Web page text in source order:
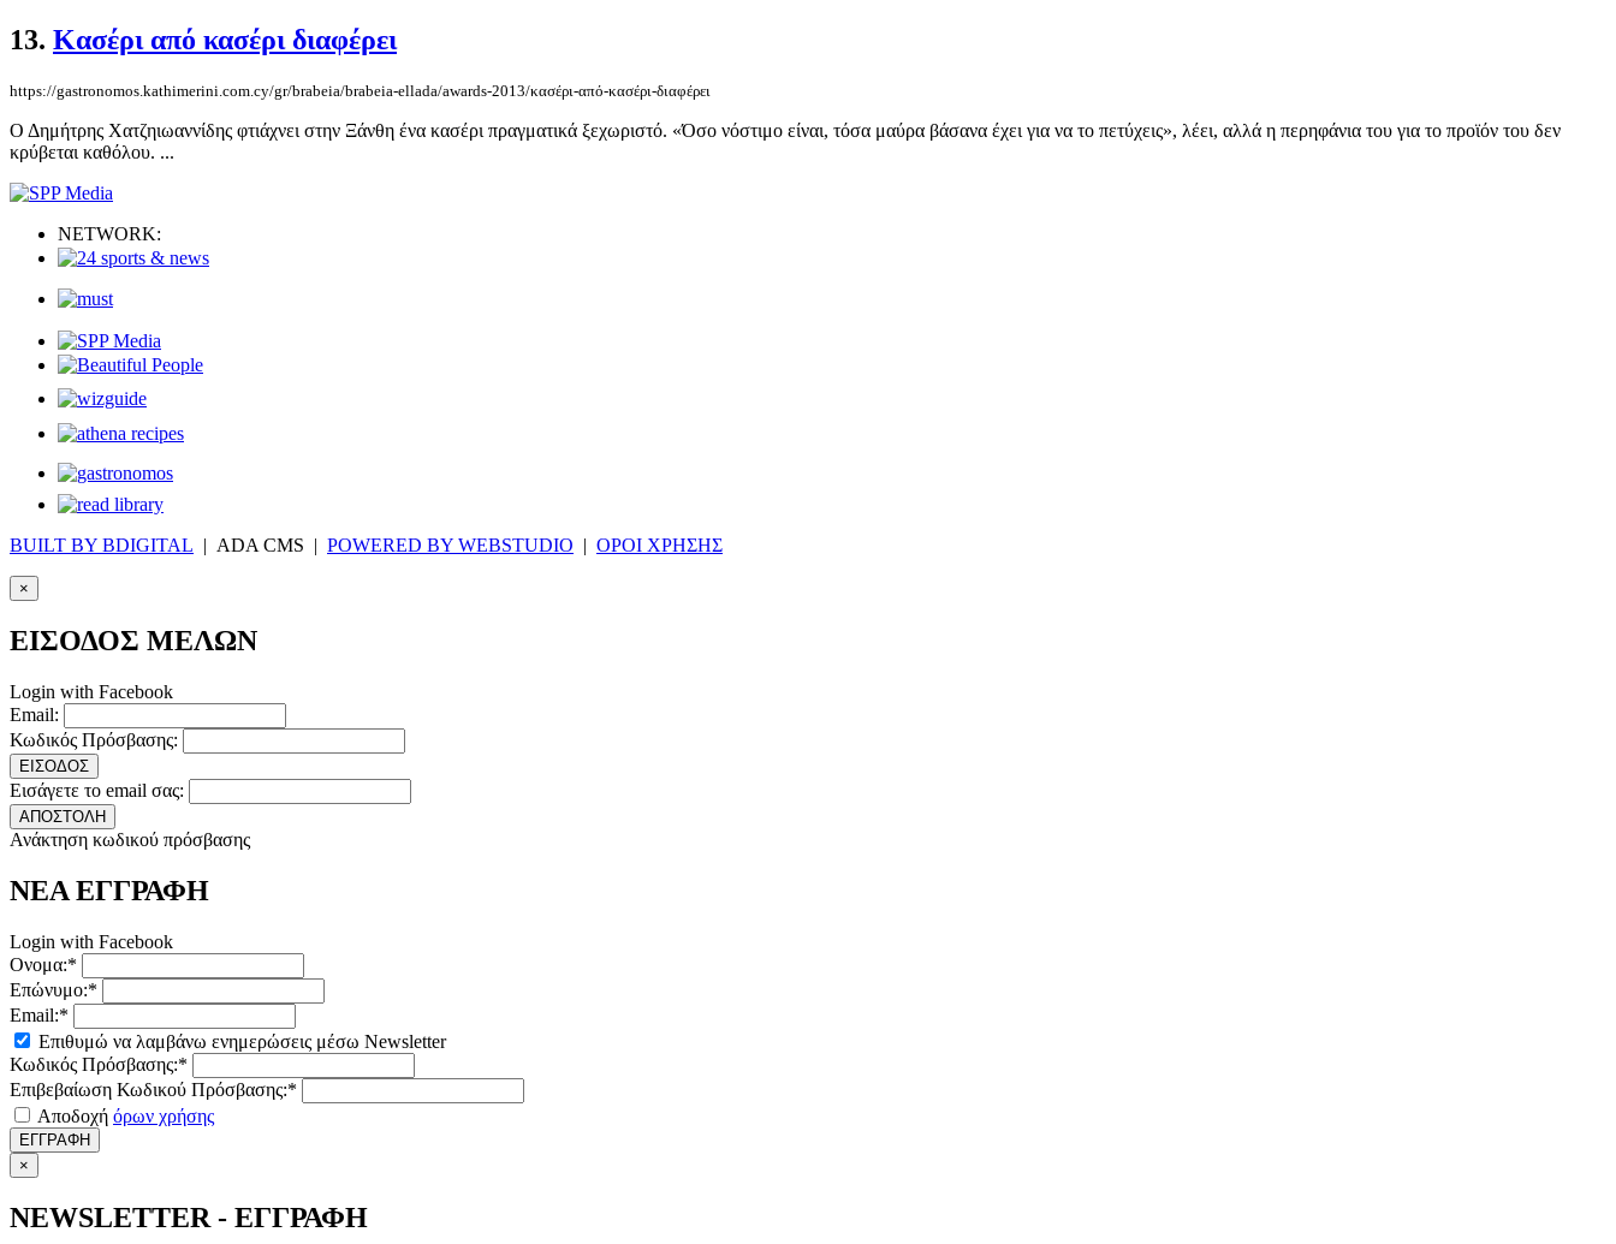
13. Κασέρι από κασέρι διαφέρει
https://gastronomos.kathimerini.com.cy/gr/brabeia/brabeia-ellada/awards-2013/κασέρι-από-κασέρι-διαφέρει
Ο Δημήτρης Χατζηιωαννίδης φτιάχνει στην Ξάνθη ένα κασέρι πραγματικά ξεχωριστό. «Όσο νόστιμο είναι, τόσα μαύρα βάσανα έχει για να το πετύχεις», λέει, αλλά η περηφάνια του για το προϊόν του δεν
κρύβεται καθόλου. ...
NETWORK:
BUILT BY BDIGITAL | ADA CMS | POWERED BY WEBSTUDIO | ΟΡΟΙ ΧΡΗΣΗΣ
×
ΕΙΣΟΔΟΣ ΜΕΛΩΝ
Login with Facebook
Email:
Κωδικός Πρόσβασης:
ΕΙΣΟΔΟΣ
Εισάγετε το email σας:
ΑΠΟΣΤΟΛΗ
Ανάκτηση κωδικού πρόσβασης
ΝΕΑ ΕΓΓΡΑΦΗ
Login with Facebook
Ονομα:*
Επώνυμο:*
Email:*
Επιθυμώ να λαμβάνω ενημερώσεις μέσω Newsletter
Κωδικός Πρόσβασης:*
Επιβεβαίωση Κωδικού Πρόσβασης:*
Αποδοχή όρων χρήσης
ΕΓΓΡΑΦΗ
×
NEWSLETTER - ΕΓΓΡΑΦΗ